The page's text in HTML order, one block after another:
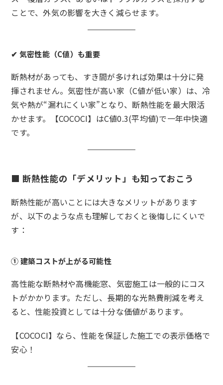
ことで、外気の影響を大きく減らせます。
✔ 気密性能（C値）も重要
断熱材があっても、すき間が多ければ効果は十分に発
揮されません。気密性が高い家（C値が低い家）は、冷
気や熱が“漏れにくい家”となり、断熱性能を最大限活
かせます。【COCOCI】はC値0.3(平均値)で一年中快適
です。
■ 断熱性能の「デメリット」も知っておこう
断熱性能が高いことには大きなメリットがあります
が、以下のような点も理解しておくと後悔しにくいで
す：
① 建築コストが上がる可能性
高性能な断熱材や高機能窓、気密施工は一般的にコス
トがかかります。ただし、長期的な光熱費削減を考え
ると、性能投資としては十分な価値があります。
【COCOCI】なら、性能を保証した施工での表示価格で
安心！